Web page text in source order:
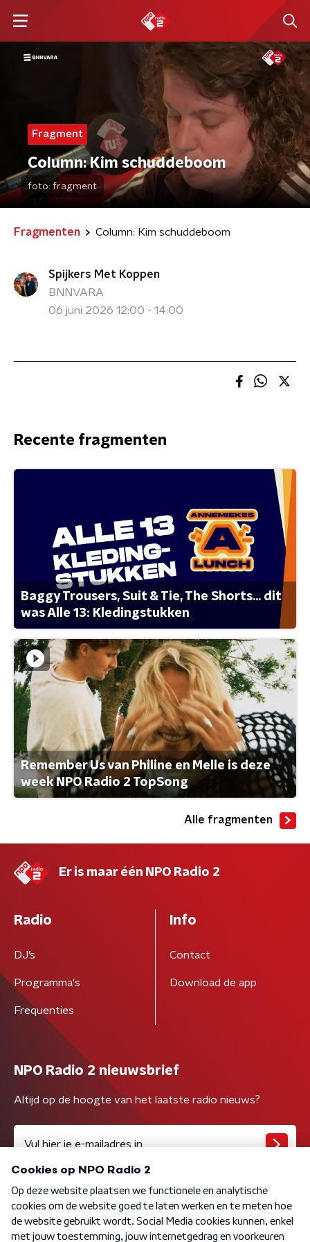
Fragment
Column: Kim schuddeboom
foto: fragment
Fragmenten Column: Kim schuddeboom
Spijkers Met Koppen
BNNVARA
06 juni 2026 12:00 - 14:00
Recente fragmenten
Baggy Trousers, Suit & Tie, The Shorts... dit
was Alle 13: Kledingstukken
Remember Us van Philine en Melle is deze
week NPO Radio 2 TopSong
Alle fragmenten
Er is maar één NPO Radio 2
Radio
DJ’s
Programma's
Frequenties
Info
Contact
Download de app
NPO Radio 2 nieuwsbrief
Altijd op de hoogte van het laatste radio nieuws?
Algemene voorwaarden